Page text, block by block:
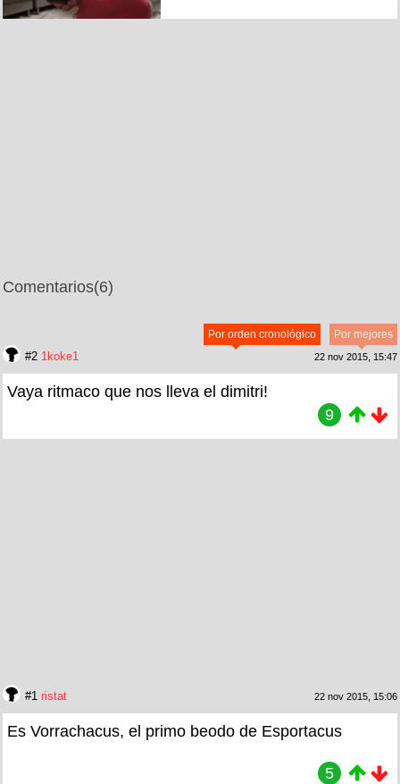
Comentarios(6)
Por mejores
Por orden cronológico
#2 1koke1 22 nov 2015, 15:47
Vaya ritmaco que nos lleva el dimitri!
9
#1 ristat 22 nov 2015, 15:06
Es Vorrachacus, el primo beodo de Esportacus
5